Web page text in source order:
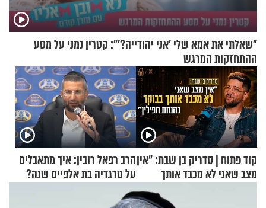
"שאלתי את אמא שלי 'אני יהודייה?'": קטרין נמני על מסע
ההתחזקות המרגש
קוד פתוח | סדריק בן שבת: "אין
מצב שאני לא מכבד אותך
הרב רפאל רובין: איך מתאבלים
על טרגדיה בת אלפיים שנה?